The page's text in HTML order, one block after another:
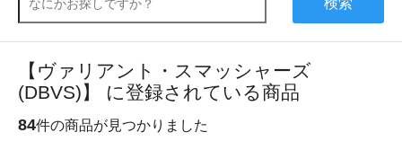
検索
【ヴァリアント・スマッシャーズ
(DBVS)】 に登録されている商品
84件の商品が見つかりました